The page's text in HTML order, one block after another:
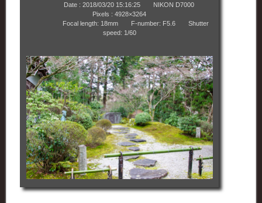
Date : 2018/03/20 15:16:25 NIKON D7000
Pixels : 4928×3264
Focal length: 18mm F-number: F5.6 Shutter
speed: 1/60